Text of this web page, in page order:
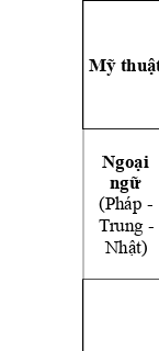
Mỹ
Ngoại
ngữ
(Pháp -
Trung -
Nhật)